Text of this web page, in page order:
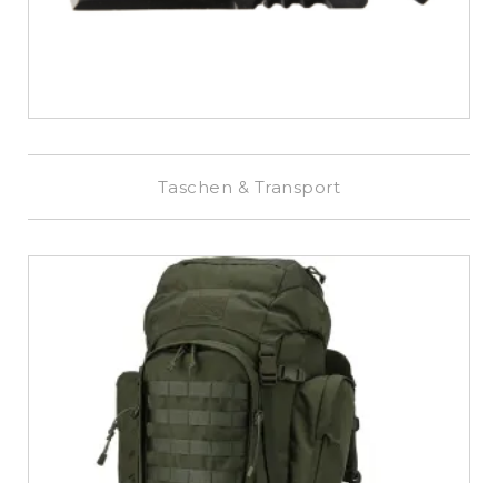
Taschen & Transport
€899,00